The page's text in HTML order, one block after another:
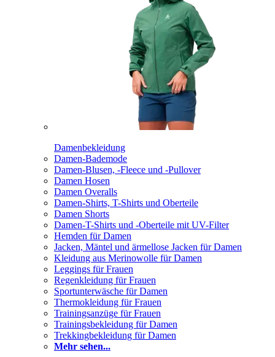
Damenbekleidung
Damen-Bademode
Damen-Blusen, -Fleece und -Pullover
Damen Hosen
Damen Overalls
Damen-Shirts, T-Shirts und Oberteile
Damen Shorts
Damen-T-Shirts und -Oberteile mit UV-Filter
Hemden für Damen
Jacken, Mäntel und ärmellose Jacken für Damen
Kleidung aus Merinowolle für Damen
Leggings für Frauen
Regenkleidung für Frauen
Sportunterwäsche für Damen
Thermokleidung für Frauen
Trainingsanzüge für Frauen
Trainingsbekleidung für Damen
Trekkingbekleidung für Damen
Mehr sehen...